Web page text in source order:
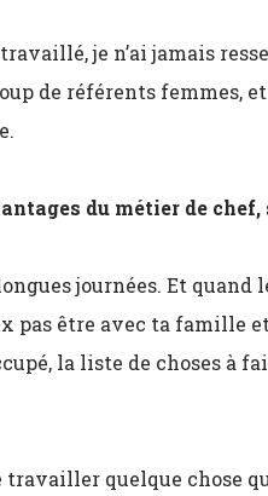
je n’ai jamais
de référents femmes, et
du métier de chef,
journées. Et quand
pas être avec ta famille
la liste de choses à
travailler quelque chose